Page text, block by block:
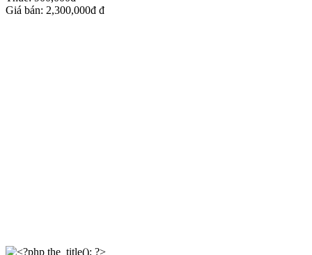
Giá bán: 2,300,000đ đ